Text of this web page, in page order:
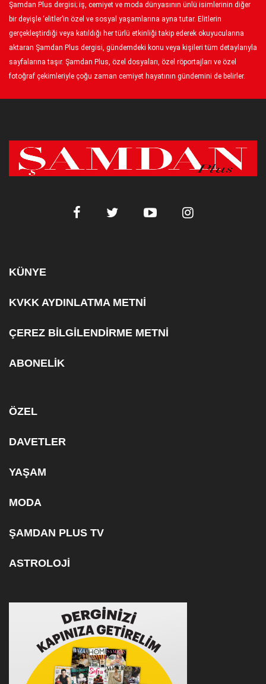
Şamdan Plus dergisi; iş, cemiyet ve moda dünyasının ünlü isimlerinin diğer
bir deyişle ‘elitler’in özel ve sosyal yaşamlarına ayna tutar. Elitlerin
gerçekleştirdiği veya katıldığı her türlü etkinliği takip ederek okuyucularına
aktaran Şamdan Plus dergisi, gündemdeki konu veya kişileri tüm detaylarıyla
sayfalarına taşır. Şamdan Plus, özel dosyaları, özel röportajları ve özel
fotoğraf çekimleriyle çoğu zaman cemiyet hayatının gündemini de belirler.
KÜNYE
KVKK AYDINLATMA METNİ
ÇEREZ BİLGİLENDİRME METNİ
ABONELİK
ÖZEL
DAVETLER
YAŞAM
MODA
ŞAMDAN PLUS TV
ASTROLOJİ